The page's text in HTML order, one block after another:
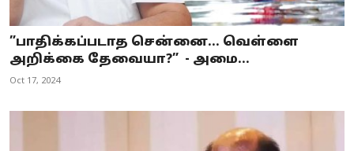
”பாதிக்கப்படாத சென்னை... வெள்ளை
அறிக்கை தேவையா?” - அமை...
Oct 17, 2024